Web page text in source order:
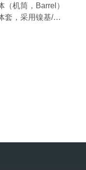
机筒，Barrel）
套，采用镍基/钴
耐冲击性能，助